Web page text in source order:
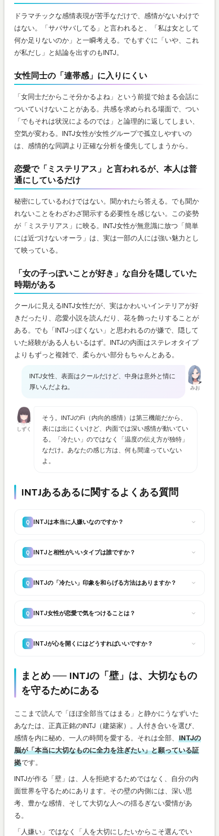
ドラマチックな感情表現が苦手なだけで、感情がないわけで
はない。「サバサバしてる」と言われると、「私は女として
何か足りないのか」と一瞬考える。でもすぐに「いや、これ
が私だし」と結論を出すのもINTJ。
女性同士の「連帯感」に入りにくい
「女同士だからこそ分かるよね」という前提で始まる会話に
ついていけないことがある。共感を求められる場面で、つい
「でもそれは状況によるのでは」と論理的に返してしまい、
空気が変わる。INTJ女性が女性グループで孤立しやすいの
は、感情的な同調より正確な分析を優先してしまうから。
恋愛で「ミステリアス」と言われるが、本人は普
通にしているだけ
秘密にしているわけではない。聞かれたら答える。でも聞か
れないことをわざわざ開示する必要性を感じない。この姿勢
が「ミステリアス」に映る。INTJ女性が無意識に放つ「簡単
には近づけないオーラ」は、実は一部の人には強い魅力とし
て映っている。
「女の子っぽいことが好き」な自分を隠していた
時期がある
クールに見えるINTJ女性だが、実はかわいいインテリアが好
きだったり、恋愛小説を読んだり、花を飾ったりすることが
ある。でも「INTJっぽくない」と思われるのが嫌で、隠して
いた経験がある人もいるはず。INTJの内面はステレオタイプ
よりもずっと複雑で、柔らかい部分もちゃんとある。
みお
INTJ女性、表面はクールだけど、中身は意外と情に
厚いんだよね。
しずく
そう。INTJのFi（内向的感情）は第三機能だから、
表には出にくいけど、内面では深い感情が動いてい
る。「冷たい」のではなく「温度の伝え方が独特」
なだけ。あなたの感じ方は、何も間違っていない
よ。
INTJあるあるに関するよくある質問
Q INTJは本当に人嫌いなのですか？
Q INTJと相性がいいタイプは誰ですか？
Q INTJの「冷たい」印象を和らげる方法はありますか？
Q INTJ女性が恋愛で気をつけることは？
Q INTJが心を開くにはどうすればいいですか？
まとめ ── INTJの「壁」は、大切なもの
を守るためにある
ここまで読んで「ほぼ全部当てはまる」と静かにうなずいた
あなたは、正真正銘のINTJ（建築家）。人付き合いを選び、
感情を内に秘め、一人の時間を愛する。それは全部、 INTJの
脳が「本当に大切なものに全力を注ぎたい」と願っている証
拠です。
INTJが作る「壁」は、人を拒絶するためではなく、自分の内
面世界を守るためにあります。その壁の内側には、深い思
考、豊かな感情、そして大切な人への揺るぎない愛情があ
る。
「人嫌い」ではなく「人を大切にしたいからこそ選んでい